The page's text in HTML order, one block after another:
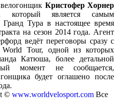
Кристофер Хорнер
который является самым
Гранд Тура в настоящее время
на сезон 2014 года. Агент
ведёт переговоры сразу с
World Tour, одной из которых
Катюша, более детальной
момент не сообщается,
будет оглашено после
© www.worldvelosport.com Все